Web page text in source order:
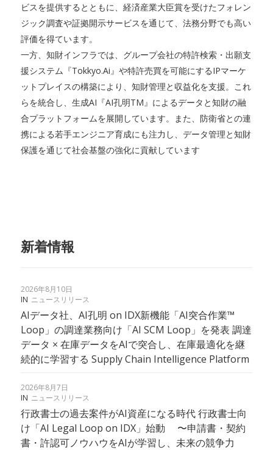
ビスを提供するとともに、経済産業大臣賞を受けたフォレン
ジック調査や証拠開示サービスを通じて、法務分野でも高い
評価を得ています。
一方、知財インフラでは、グループ会社の特許検索・出願支
援システム『Tokkyo.Ai』や特許売買を可能にするIPマーケ
ットプレイスの構築により、知財管理と収益化を支援。これ
らを統合し、生成AI『AI孔明TM』によるデータと知財の融
合プラットフォームを展開しています。また、防衛省との連
携による若手エンジニア育成にも注力し、データ管理と知財
保護を通じて社会基盤の強化に貢献しています
新着情報
2026年8月10日
IN ニュースリリース
AIデータ社、AI孔明 on IDX新機能「AI突合作業™
Loop」の調達業務向け「AI SCM Loop」を発表 調達
データ × 在庫データをAIで突合し、在庫最適化を継
続的に学習する Supply Chain Intelligence Platform
2026年8月7日
IN ニュースリリース
行政書士の過去案件がAI資産になる時代 行政書士向
け「AI Legal Loop on IDX」始動 〜申請書・契約
書・許認可ノウハウをAIが学習し、未来の競争力